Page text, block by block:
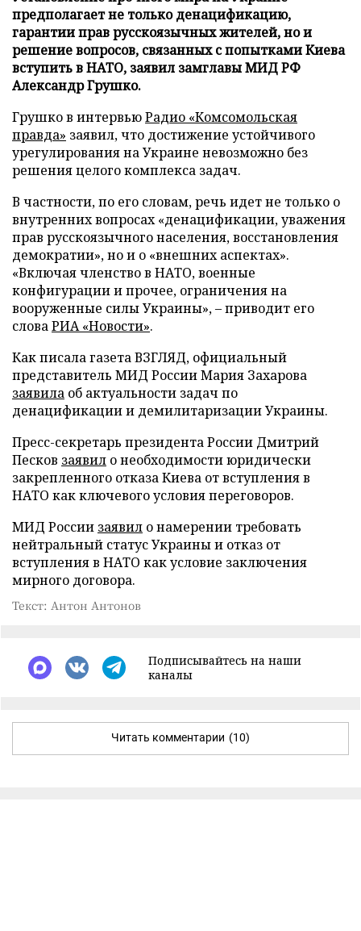
предполагает не только денацификацию,
гарантии прав русскоязычных жителей, но и
решение вопросов, связанных с попытками Киева
вступить в НАТО, заявил замглавы МИД РФ
Александр Грушко.
Грушко в интервьюРадио «Комсомольская
правда» заявил, что достижение устойчивого
урегулирования на Украине невозможно без
решения целого комплекса задач.
В частности, по его словам, речь идет не только о
внутренних вопросах «денацификации, уважения
прав русскоязычного населения, восстановления
демократии», но и о «внешних аспектах».
«Включая членство в НАТО, военные
конфигурации и прочее, ограничения на
вооруженные силы Украины», – приводит его
словаРИА «Новости».
Как писала газета ВЗГЛЯД, официальный
представитель МИД России Мария Захарова
заявила об актуальности задач по
денацификации и демилитаризации Украины.
Пресс-секретарь президента России Дмитрий
Песков заявил о необходимости юридически
закрепленного отказа Киева от вступления в
НАТО как ключевого условия переговоров.
МИД России заявил о намерении требовать
нейтральный статус Украины и отказ от
вступления в НАТО как условие заключения
мирного договора.
Текст: Антон Антонов
Подписывайтесь на наши
каналы
Читать комментарии (10)